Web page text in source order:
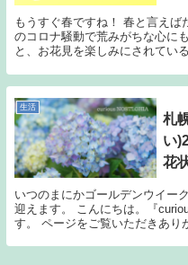
もうすぐ春ですね！ 春と言え
のコロナ騒動で荒みがちな心に
と、お花見を楽しみにされてい
生活
札
い
花
いつのまにかゴールデンウイー
迎えます。 こんにちは。『
す。 ページをご覧いただきあり